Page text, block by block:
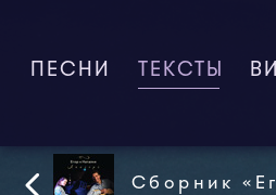
ПЕСНИ ТЕКСТЫ
Сборник
229 Я хочу быть с тобой!
Если ты промолчишь